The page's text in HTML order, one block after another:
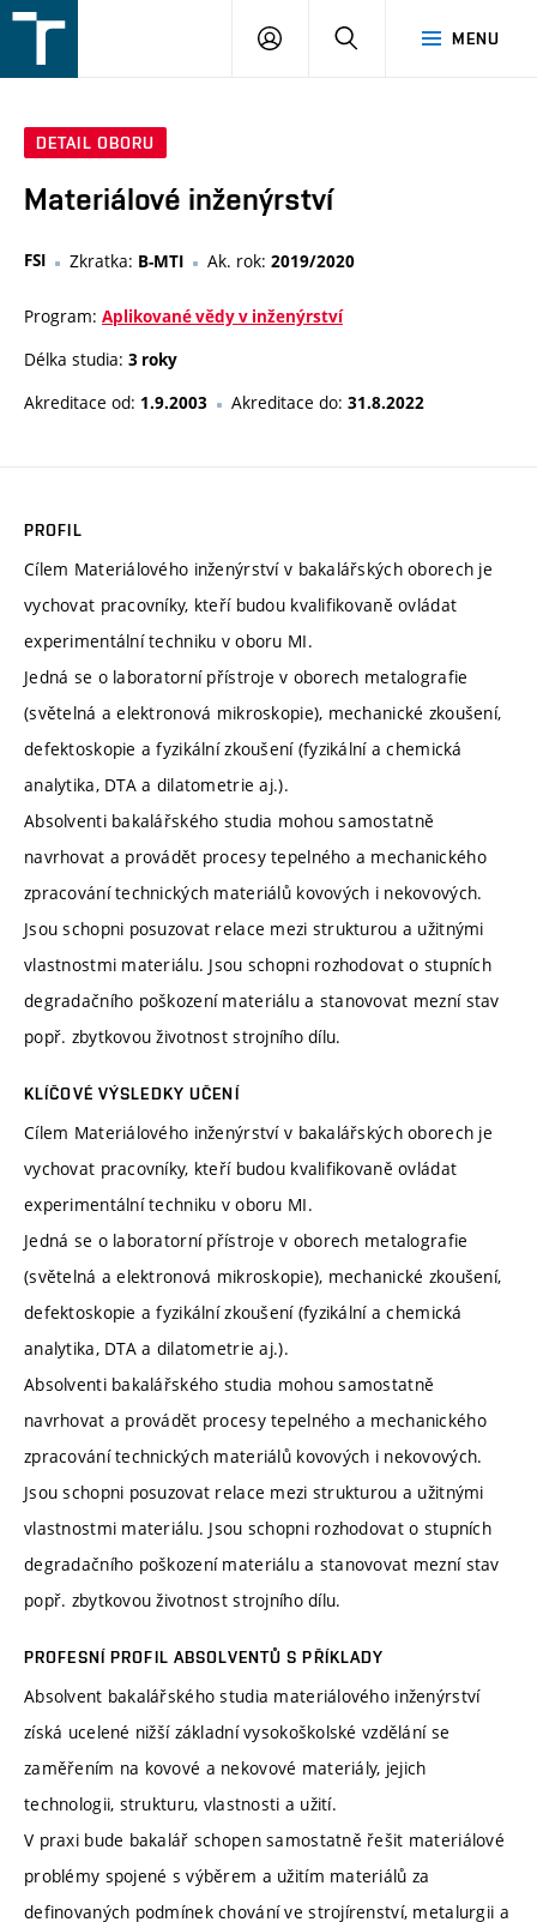
v
MENU
PŘIHLÁŠENÍ
DETAIL OBORU
Materiálové inženýrství
FSI Zkratka: B-MTI Ak. rok: 2019/2020
Program: Aplikované vědy v inženýrství
Délka studia: 3 roky
Akreditace od: 1.9.2003 Akreditace do: 31.8.2022
PROFIL
Cílem Materiálového inženýrství v bakalářských oborech je
vychovat pracovníky, kteří budou kvalifikovaně ovládat
experimentální techniku v oboru MI.
Jedná se o laboratorní přístroje v oborech metalografie
(světelná a elektronová mikroskopie), mechanické zkoušení,
defektoskopie a fyzikální zkoušení (fyzikální a chemická
analytika, DTA a dilatometrie aj.).
Absolventi bakalářského studia mohou samostatně
navrhovat a provádět procesy tepelného a mechanického
zpracování technických materiálů kovových i nekovových.
Jsou schopni posuzovat relace mezi strukturou a užitnými
vlastnostmi materiálu. Jsou schopni rozhodovat o stupních
degradačního poškození materiálu a stanovovat mezní stav
popř. zbytkovou životnost strojního dílu.
KLÍČOVÉ VÝSLEDKY UČENÍ
Cílem Materiálového inženýrství v bakalářských oborech je
vychovat pracovníky, kteří budou kvalifikovaně ovládat
experimentální techniku v oboru MI.
Jedná se o laboratorní přístroje v oborech metalografie
(světelná a elektronová mikroskopie), mechanické zkoušení,
defektoskopie a fyzikální zkoušení (fyzikální a chemická
analytika, DTA a dilatometrie aj.).
Absolventi bakalářského studia mohou samostatně
navrhovat a provádět procesy tepelného a mechanického
zpracování technických materiálů kovových i nekovových.
Jsou schopni posuzovat relace mezi strukturou a užitnými
vlastnostmi materiálu. Jsou schopni rozhodovat o stupních
degradačního poškození materiálu a stanovovat mezní stav
popř. zbytkovou životnost strojního dílu.
PROFESNÍ PROFIL ABSOLVENTŮ S PŘÍKLADY
Absolvent bakalářského studia materiálového inženýrství
získá ucelené nižší základní vysokoškolské vzdělání se
zaměřením na kovové a nekovové materiály, jejich
technologii, strukturu, vlastnosti a užití.
V praxi bude bakalář schopen samostatně řešit materiálové
problémy spojené s výběrem a užitím materiálů za
definovaných podmínek chování ve strojírenství, metalurgii a